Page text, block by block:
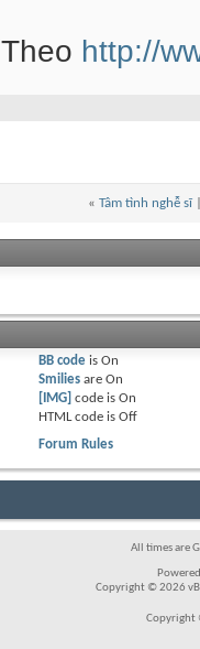
Theo http://
« Tâm tình nghễ sĩ
BB codeis On
Smiliesare On
[IMG] code is On
HTML code is Off
Forum Rules
All times are
Copyright © 2026
Copyright